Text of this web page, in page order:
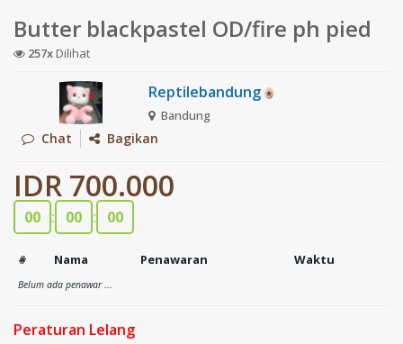
Butter blackpastel OD/fire ph pied
257x Dilihat
Reptilebandung
Bandung
Chat Bagikan
IDR 700.000
00 : 00 : 00
# Nama Penawaran Waktu
Belum ada penawar ...
Peraturan Lelang